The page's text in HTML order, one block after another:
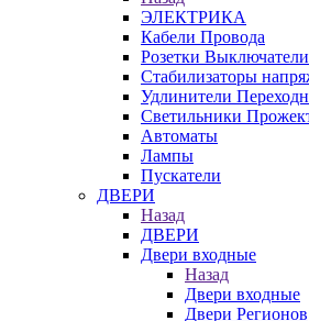
ЭЛЕКТРИКА
Кабели Провода
Розетки Выключатели
Стабилизаторы
Удлинители
Светильники
Автоматы
Лампы
Пускатели
ДВЕРИ
Назад
ДВЕРИ
Двери входные
Назад
Двери входные
Двери Регионов